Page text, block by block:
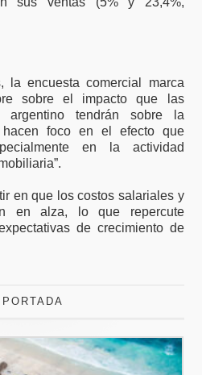
la encuesta comercial marca
sobre el impacto que las
argentino tendrán sobre la
hacen foco en el efecto que
en la actividad
en que los costos salariales y
en alza, lo que repercute
de crecimiento de